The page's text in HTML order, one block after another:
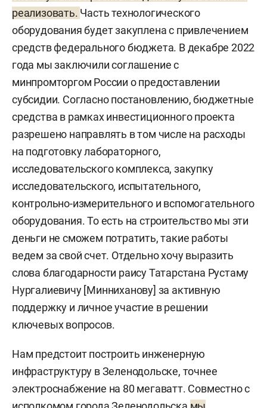
реализовать. Часть технологического
оборудования будет закуплена с привлечением
средств федерального бюджета. В декабре 2022
года мы заключили соглашение с
минпромторгом России о предоставлении
субсидии. Согласно постановлению, бюджетные
средства в рамках инвестиционного проекта
разрешено направлять в том числе на расходы
на подготовку лабораторного,
исследовательского комплекса, закупку
исследовательского, испытательного,
контрольно-измерительного и вспомогательного
оборудования. То есть на строительство мы эти
деньги не сможем потратить, такие работы
ведем за свой счет. Отдельно хочу выразить
слова благодарности раису Татарстана Рустаму
Нургалиевичу [Минниханову] за активную
поддержку и личное участие в решении
ключевых вопросов.
Нам предстоит построить инженерную
инфраструктуру в Зеленодольске, точнее
электроснабжение на 80 мегаватт. Совместно с